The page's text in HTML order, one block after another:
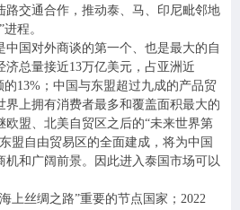
路交通合作，推动泰、马、印尼毗邻地
程。
国对外商谈的第一个、也是最大的自
济总量接近13万亿美元，占亚洲近
13%； 中国与东盟超过九成的产品贸
界上拥有消费者最多和覆盖面积最大的
欧盟、北美自贸区之后的“未来世界第
盟自由贸易区的全面建成，将为中国
和广阔前景。
因此进入泰国市场可以
上丝绸之路”重要的节点国家； 2022